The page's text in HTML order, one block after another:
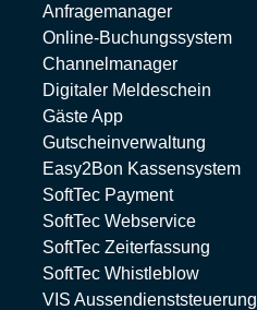
Anfragemanager
Online-Buchungssystem
Channelmanager
Digitaler Meldeschein
Gäste App
Gutscheinverwaltung
Easy2Bon Kassensystem
SoftTec Payment
SoftTec Webservice
SoftTec Zeiterfassung
SoftTec Whistleblow
VIS Aussendienststeuerung